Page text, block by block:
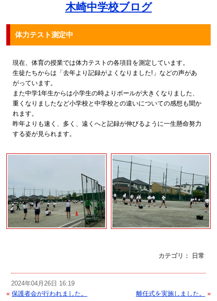
木崎中学校ブログ
体力テスト測定中
カテゴリ： 日常
現在、体育の授業では体力テストの各項目を測定しています。
生徒たちからは「去年より記録がよくなりました!」などの声があ
がっています。
また中学1年生からは小学生の時よりボールが大きくなりました、
重くなりましたなど小学校と中学校との違いについての感想も聞か
れます。
昨年よりも速く、多く、遠くへと記録が伸びるように一生懸命努力
する姿が見られます。
2024年04月26日 16:19
« 保護者会が行われました。 離任式を実施しました。 »